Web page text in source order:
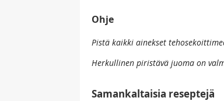
Ohje
Pistä kaikki ainekset
Herkullinen piristävä juoma on
Samankaltaisia reseptejä